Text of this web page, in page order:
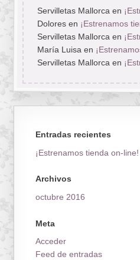
Servilletas Mallorcaen
Doloresen ¡Estrenamos
Servilletas Mallorcaen
María Luisaen
Servilletas Mallorcaen
Entradas recientes
¡Estrenamos tienda on-line!
Archivos
octubre 2016
Meta
Acceder
Feed de entradas